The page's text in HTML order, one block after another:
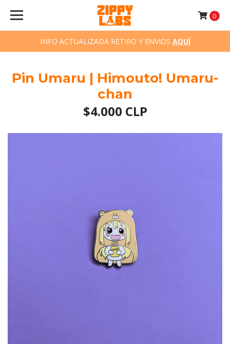
INFO ACTUALIZADA RETIRO Y ENVIOS AQUÍ
0
Pin Umaru | Himouto! Umaru-
chan
$4.000 CLP